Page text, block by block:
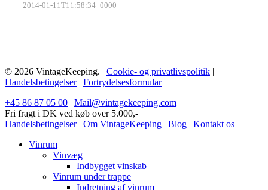
2014-01-11T11:58:34+0000
© 2026 VintageKeeping. | Cookie- og privatlivspolitik |
Handelsbetingelser| Fortrydelsesformular|
+45 86 87 05 00 | Mail@vintagekeeping.com
Fri fragt i DK ved køb over 5.000,-
Handelsbetingelser| Om VintageKeeping | Blog | Kontakt os
Vinrum
Vinvæg
Indbygget vinskab
Vinrum under trappe
Indretning af vinrum